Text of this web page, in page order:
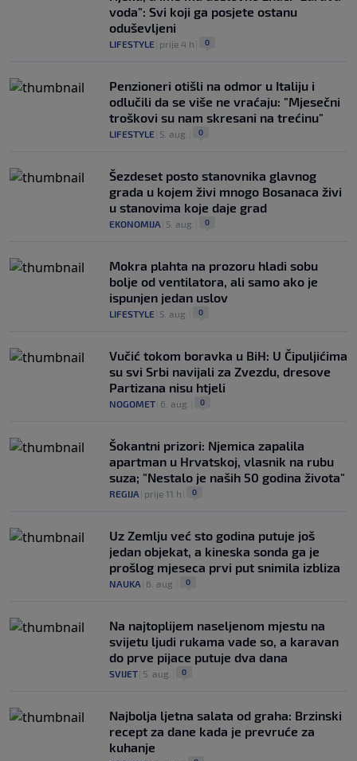
voda": Svi koji ga posjete ostanu
oduševljeni
LIFESTYLE prije 4 h 0
Penzioneri otišli na odmor u Italiju i
odlučili da se više ne vraćaju: "Mjesečni
troškovi su nam skresani na trećinu"
LIFESTYLE 5. aug. 0
Šezdeset posto stanovnika glavnog
grada u kojem živi mnogo Bosanaca živi
u stanovima koje daje grad
EKONOMIJA 5. aug. 0
Mokra plahta na prozoru hladi sobu
bolje od ventilatora, ali samo ako je
ispunjen jedan uslov
LIFESTYLE 5. aug. 0
Vučić tokom boravka u BiH: U Čipuljićima
su svi Srbi navijali za Zvezdu, dresove
Partizana nisu htjeli
NOGOMET 6. aug. 0
Šokantni prizori: Njemica zapalila
apartman u Hrvatskoj, vlasnik na rubu
suza; "Nestalo je naših 50 godina života"
REGIJA prije 11 h 0
Uz Zemlju već sto godina putuje još
jedan objekat, a kineska sonda ga je
prošlog mjeseca prvi put snimila izbliza
NAUKA 6. aug. 0
Na najtoplijem naseljenom mjestu na
svijetu ljudi rukama vade so, a karavan
do prve pijace putuje dva dana
SVIJET 5. aug. 0
Najbolja ljetna salata od graha: Brzinski
recept za dane kada je prevruće za
kuhanje